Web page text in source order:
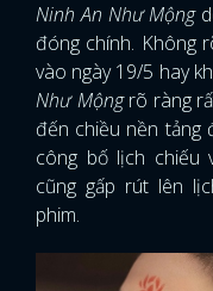
Ninh An Như Mộng
đóng chính. Không
vào ngày 19/5 hay
Như Mộngrõ ràng
đến chiều nền tảng
công bố lịch chiếu
cũng gấp rút lên
phim.